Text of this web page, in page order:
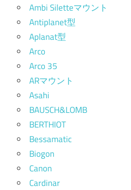
Ambi Siletteマウント
Antiplanet型
Aplanat型
Arco
Arco 35
ARマウント
Asahi
BAUSCH&LOMB
BERTHIOT
Bessamatic
Biogon
Canon
Cardinar